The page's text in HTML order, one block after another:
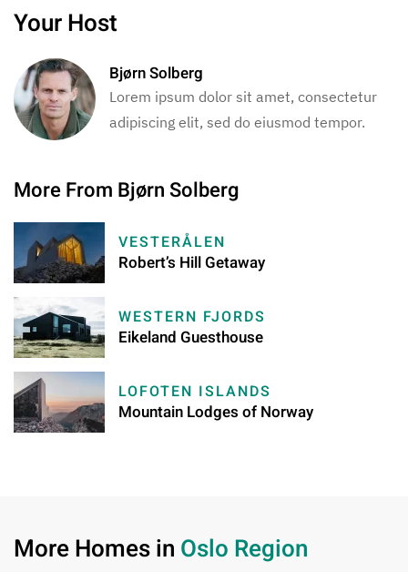
Your Host
Bjørn Solberg
Lorem ipsum dolor sit amet, consectetur
adipiscing elit, sed do eiusmod tempor.
More From Bjørn Solberg
VESTERÅLEN
Robert’s Hill Getaway
WESTERN FJORDS
Eikeland Guesthouse
LOFOTEN ISLANDS
Mountain Lodges of Norway
More Homes in Oslo Region